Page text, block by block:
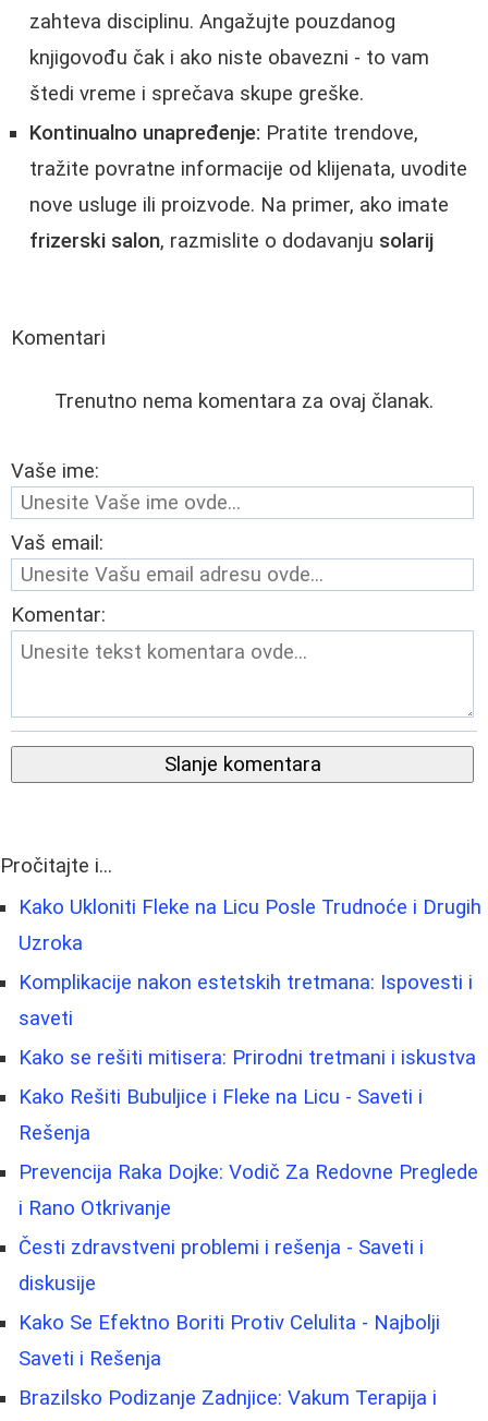
zahteva disciplinu. Angažujte pouzdanog
knjigovođu čak i ako niste obavezni - to vam
štedi vreme i sprečava skupe greške.
Kontinualno unapređenje: Pratite trendove,
tražite povratne informacije od klijenata, uvodite
nove usluge ili proizvode. Na primer, ako imate
frizerski salon, razmislite o dodavanju solarij
Komentari
Trenutno nema komentara za ovaj članak.
Vaše ime:
Vaš email:
Komentar:
Slanje komentara
Pročitajte i...
Kako Ukloniti Fleke na Licu Posle Trudnoće i Drugih
Uzroka
Komplikacije nakon estetskih tretmana: Ispovesti i
saveti
Kako se rešiti mitisera: Prirodni tretmani i iskustva
Kako Rešiti Bubuljice i Fleke na Licu - Saveti i
Rešenja
Prevencija Raka Dojke: Vodič Za Redovne Preglede
i Rano Otkrivanje
Česti zdravstveni problemi i rešenja - Saveti i
diskusije
Kako Se Efektno Boriti Protiv Celulita - Najbolji
Saveti i Rešenja
Brazilsko Podizanje Zadnjice: Vakum Terapija i